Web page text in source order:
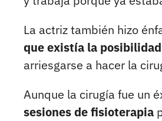
La actriz también hizo
que existía la
arriesgarse a hacer la
Aunque la cirugía fue un
sesiones de fisioterapia